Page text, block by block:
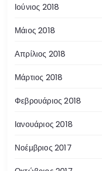
Ιούνιος 2018
Μάιος 2018
Απρίλιος 2018
Μάρτιος 2018
Φεβρουάριος 2018
Ιανουάριος 2018
Νοέμβριος 2017